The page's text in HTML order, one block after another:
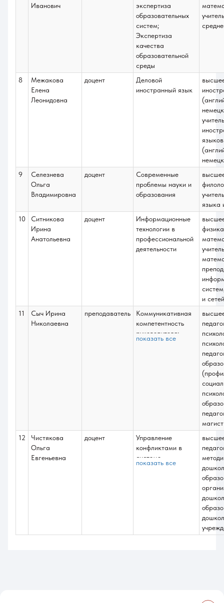
Иванович
экспертиза
образовательных
систем;
Экспертиза
качества
образовательной
среды
8
Межакова
Елена
Леонидовна
доцент
Деловой
иностранный язык
учитель
языков
9
Селезнева
Ольга
Владимировна
доцент
Современные
проблемы науки и
образования
языка
10
Ситникова
Ирина
Анатольевна
доцент
Информационные
технологии в
профессиональной
деятельности
и сетей
11
Сыч Ирина
Николаевна
преподаватель
Коммуникативная
компетентность
руководителя;
Проектно-
показать все
12
Чистякова
Ольга
Евгеньевна
доцент
Управление
конфликтами в
системе
образования;
работа;
показать все